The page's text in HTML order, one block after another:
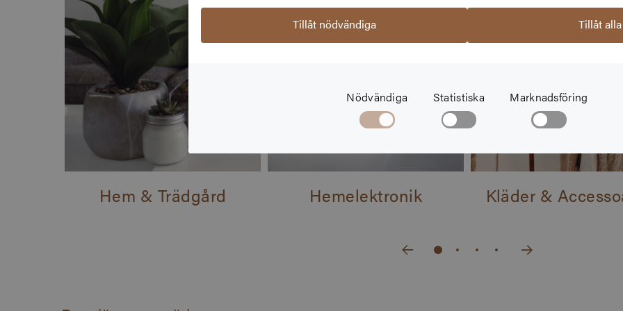
Tillåt nödvändiga Tillåt alla
Nödvändiga Statistiska Marknadsföring
Hem & Trädgård Hemelektronik Kläder &